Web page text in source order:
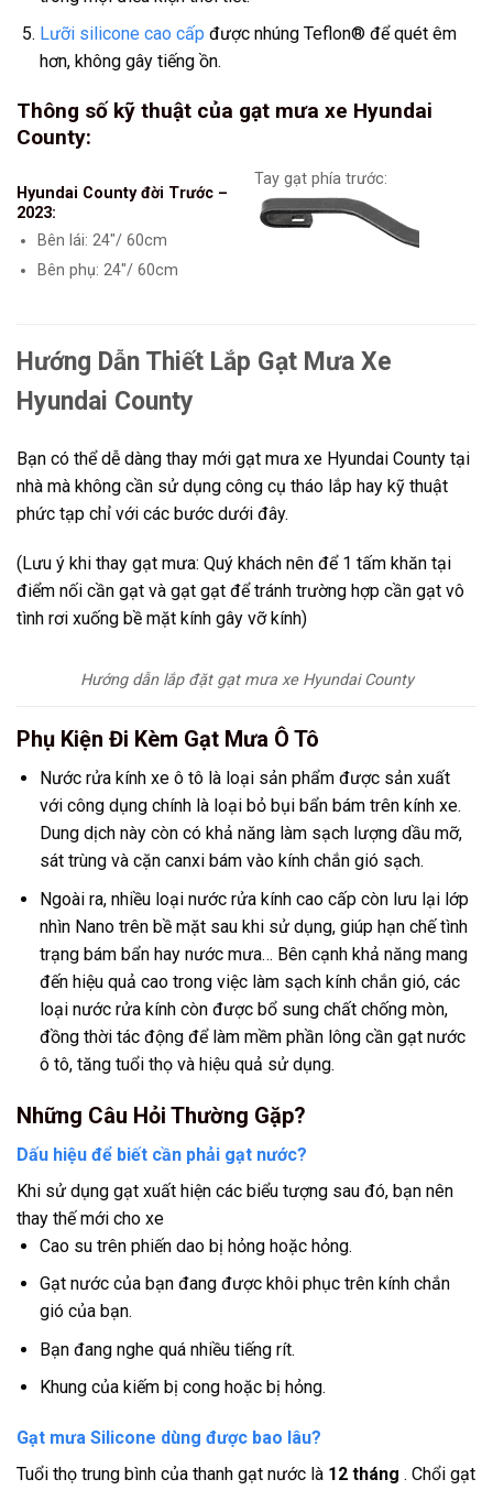
Lưỡi silicone cao cấp được nhúng Teflon® để quét êm
hơn, không gây tiếng ồn.
Thông số kỹ thuật của gạt mưa xe Hyundai
County:
Hyundai County đời Trước –
2023:
Bên lái: 24″/ 60cm
Bên phụ: 24″/ 60cm
Tay gạt phía trước:
Hướng Dẫn Thiết Lắp Gạt Mưa Xe
Hyundai County
Bạn có thể dễ dàng thay mới gạt mưa xe Hyundai County tại
nhà mà không cần sử dụng công cụ tháo lắp hay kỹ thuật
phức tạp chỉ với các bước dưới đây.
(Lưu ý khi thay gạt mưa: Quý khách nên để 1 tấm khăn tại
điểm nối cần gạt và gạt gạt để tránh trường hợp cần gạt vô
tình rơi xuống bề mặt kính gây vỡ kính)
Hướng dẫn lắp đặt gạt mưa xe Hyundai County
Phụ Kiện Đi Kèm Gạt Mưa Ô Tô
Nước rửa kính xe ô tô là loại sản phẩm được sản xuất
với công dụng chính là loại bỏ bụi bẩn bám trên kính xe.
Dung dịch này còn có khả năng làm sạch lượng dầu mỡ,
sát trùng và cặn canxi bám vào kính chắn gió sạch.
Ngoài ra, nhiều loại nước rửa kính cao cấp còn lưu lại lớp
nhìn Nano trên bề mặt sau khi sử dụng, giúp hạn chế tình
trạng bám bẩn hay nước mưa… Bên cạnh khả năng mang
đến hiệu quả cao trong việc làm sạch kính chắn gió, các
loại nước rửa kính còn được bổ sung chất chống mòn,
đồng thời tác động để làm mềm phần lông cần gạt nước
ô tô, tăng tuổi thọ và hiệu quả sử dụng.
Những Câu Hỏi Thường Gặp?
Dấu hiệu để biết cần phải gạt nước?
Khi sử dụng gạt xuất hiện các biểu tượng sau đó, bạn nên
thay thế mới cho xe
Cao su trên phiến dao bị hỏng hoặc hỏng.
Gạt nước của bạn đang được khôi phục trên kính chắn
gió của bạn.
Bạn đang nghe quá nhiều tiếng rít.
Khung của kiếm bị cong hoặc bị hỏng.
Gạt mưa Silicone dùng được bao lâu?
Tuổi thọ trung bình của thanh gạt nước là 12 tháng . Chổi gạt